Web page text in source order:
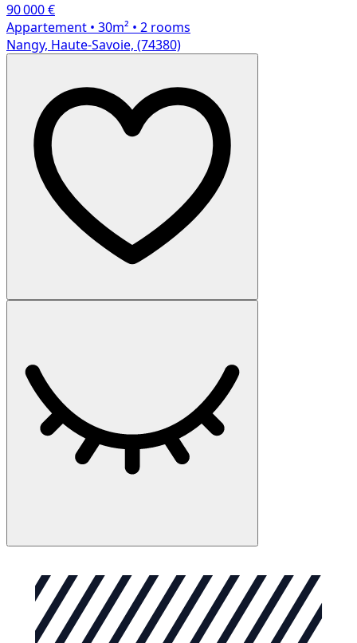
90 000 €
Appartement • 30m² • 2 rooms
Nangy, Haute-Savoie, (74380)